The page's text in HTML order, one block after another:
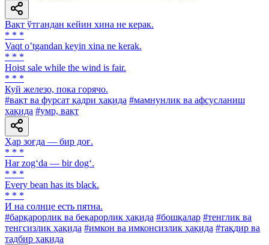
Вақт ўтгандан кейин хина не керак.
* * *
Vaqt oʼtgandan keyin xina ne kerak.
* * *
Hoist sale while the wind is fair.
* * *
Куй железо, пока горячо.
#вақт ва фурсат қадри ҳақида #мамнунлик ва афсусланиш
ҳақида #умр, вақт
Ҳар зоғда — бир доғ.
* * *
Har zog‘da — bir dog‘.
* * *
Every bean has its black.
* * *
И на солнце есть пятна.
#барқарорлик ва беқарорлик ҳақида #бошқалар #тенглик ва
тенгсизлик ҳақида #имкон ва имконсизлик ҳақида #тақдир ва
тадбир ҳақида